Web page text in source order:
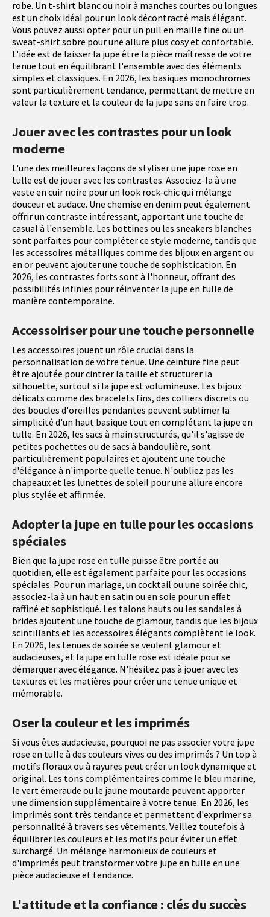
robe. Un t-shirt blanc ou noir à manches courtes ou longues
est un choix idéal pour un look décontracté mais élégant.
Vous pouvez aussi opter pour un pull en maille fine ou un
sweat-shirt sobre pour une allure plus cosy et confortable.
L'idée est de laisser la jupe être la pièce maîtresse de votre
tenue tout en équilibrant l'ensemble avec des éléments
simples et classiques. En 2026, les basiques monochromes
sont particulièrement tendance, permettant de mettre en
valeur la texture et la couleur de la jupe sans en faire trop.
Jouer avec les contrastes pour un look
moderne
L'une des meilleures façons de styliser une jupe rose en
tulle est de jouer avec les contrastes. Associez-la à une
veste en cuir noire pour un look rock-chic qui mélange
douceur et audace. Une chemise en denim peut également
offrir un contraste intéressant, apportant une touche de
casual à l'ensemble. Les bottines ou les sneakers blanches
sont parfaites pour compléter ce style moderne, tandis que
les accessoires métalliques comme des bijoux en argent ou
en or peuvent ajouter une touche de sophistication. En
2026, les contrastes forts sont à l'honneur, offrant des
possibilités infinies pour réinventer la jupe en tulle de
manière contemporaine.
Accessoiriser pour une touche personnelle
Les accessoires jouent un rôle crucial dans la
personnalisation de votre tenue. Une ceinture fine peut
être ajoutée pour cintrer la taille et structurer la
silhouette, surtout si la jupe est volumineuse. Les bijoux
délicats comme des bracelets fins, des colliers discrets ou
des boucles d'oreilles pendantes peuvent sublimer la
simplicité d'un haut basique tout en complétant la jupe en
tulle. En 2026, les sacs à main structurés, qu'il s'agisse de
petites pochettes ou de sacs à bandoulière, sont
particulièrement populaires et ajoutent une touche
d'élégance à n'importe quelle tenue. N'oubliez pas les
chapeaux et les lunettes de soleil pour une allure encore
plus stylée et affirmée.
Adopter la jupe en tulle pour les occasions
spéciales
Bien que la jupe rose en tulle puisse être portée au
quotidien, elle est également parfaite pour les occasions
spéciales. Pour un mariage, un cocktail ou une soirée chic,
associez-la à un haut en satin ou en soie pour un effet
raffiné et sophistiqué. Les talons hauts ou les sandales à
brides ajoutent une touche de glamour, tandis que les bijoux
scintillants et les accessoires élégants complètent le look.
En 2026, les tenues de soirée se veulent glamour et
audacieuses, et la jupe en tulle rose est idéale pour se
démarquer avec élégance. N'hésitez pas à jouer avec les
textures et les matières pour créer une tenue unique et
mémorable.
Oser la couleur et les imprimés
Si vous êtes audacieuse, pourquoi ne pas associer votre jupe
rose en tulle à des couleurs vives ou des imprimés ? Un top à
motifs floraux ou à rayures peut créer un look dynamique et
original. Les tons complémentaires comme le bleu marine,
le vert émeraude ou le jaune moutarde peuvent apporter
une dimension supplémentaire à votre tenue. En 2026, les
imprimés sont très tendance et permettent d'exprimer sa
personnalité à travers ses vêtements. Veillez toutefois à
équilibrer les couleurs et les motifs pour éviter un effet
surchargé. Un mélange harmonieux de couleurs et
d'imprimés peut transformer votre jupe en tulle en une
pièce audacieuse et tendance.
L'attitude et la confiance : clés du succès